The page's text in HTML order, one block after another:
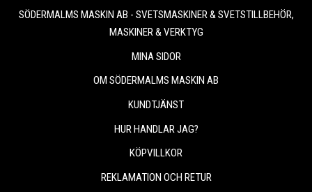
SÖDERMALMS MASKIN AB - SVETSMASKINER & SVETSTILLBEHÖR,
MASKINER & VERKTYG
MINA SIDOR
OM SÖDERMALMS MASKIN AB
KUNDTJÄNST
HUR HANDLAR JAG?
KÖPVILLKOR
REKLAMATION OCH RETUR